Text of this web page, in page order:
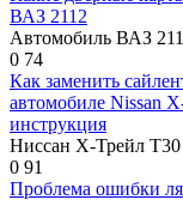
ВАЗ 2112
Автомобиль ВАЗ
0 74
Как заменить
автомобиле Nissan
инструкция
Ниссан Х-Трейл
0 91
Проблема ошибки